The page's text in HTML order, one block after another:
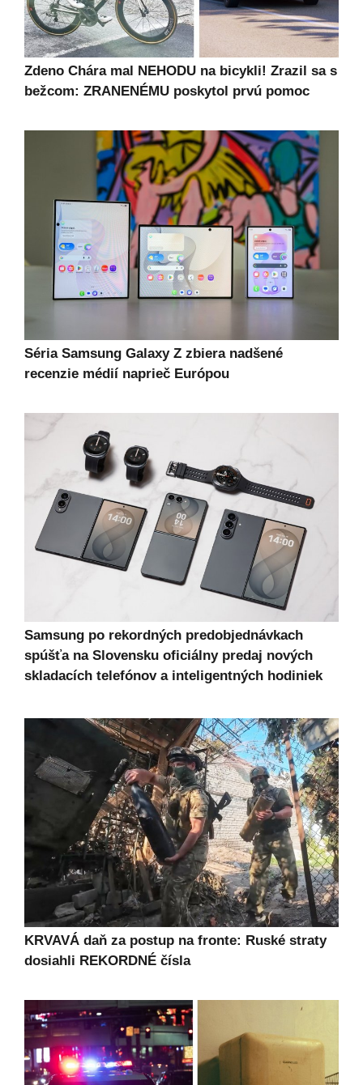
Zdeno Chára mal NEHODU na bicykli! Zrazil sa s
bežcom: ZRANENÉMU poskytol prvú pomoc
Séria Samsung Galaxy Z zbiera nadšené
recenzie médií naprieč Európou
Samsung po rekordných predobjednávkach
spúšťa na Slovensku oficiálny predaj nových
skladacích telefónov a inteligentných hodiniek
KRVAVÁ daň za postup na fronte: Ruské straty
dosiahli REKORDNÉ čísla